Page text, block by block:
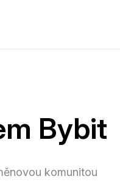
Bybit
komunitou